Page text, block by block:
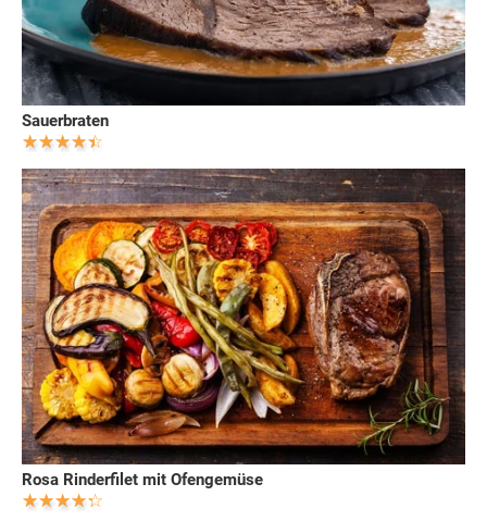
Sauerbraten
Rosa Rinderfilet mit Ofengemüse